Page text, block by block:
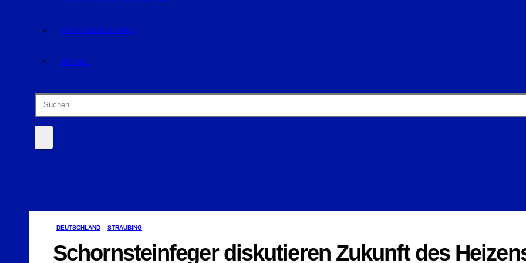
RAUM DEGGENDORF
BLUVAL
DEUTSCHLAND STRAUBING
Schornsteinfeger diskutieren Zukunft des